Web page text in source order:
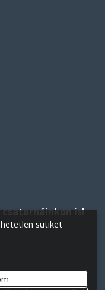
csatornáinkon is!
webáruház.
sütiket